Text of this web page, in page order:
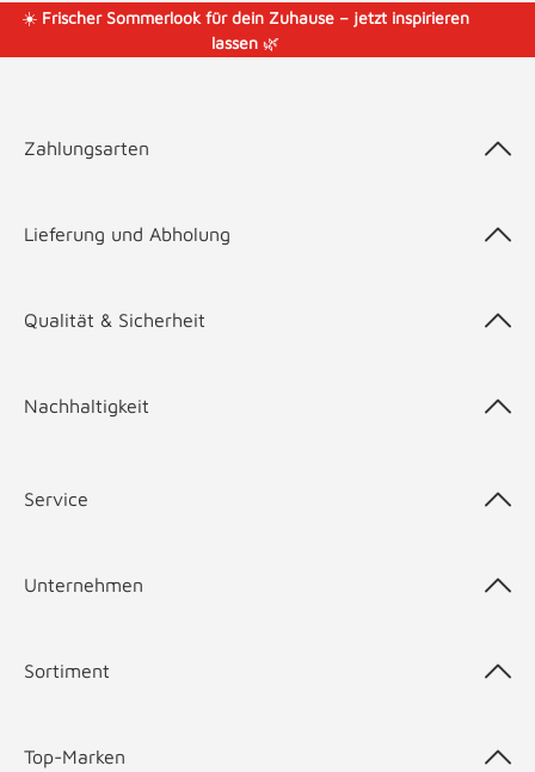
☀️ Frischer Sommerlook für dein Zuhause – jetzt inspirieren
lassen🌿
Zahlungsarten
Lieferung und Abholung
Qualität & Sicherheit
Nachhaltigkeit
Service
Unternehmen
Sortiment
Top-Marken